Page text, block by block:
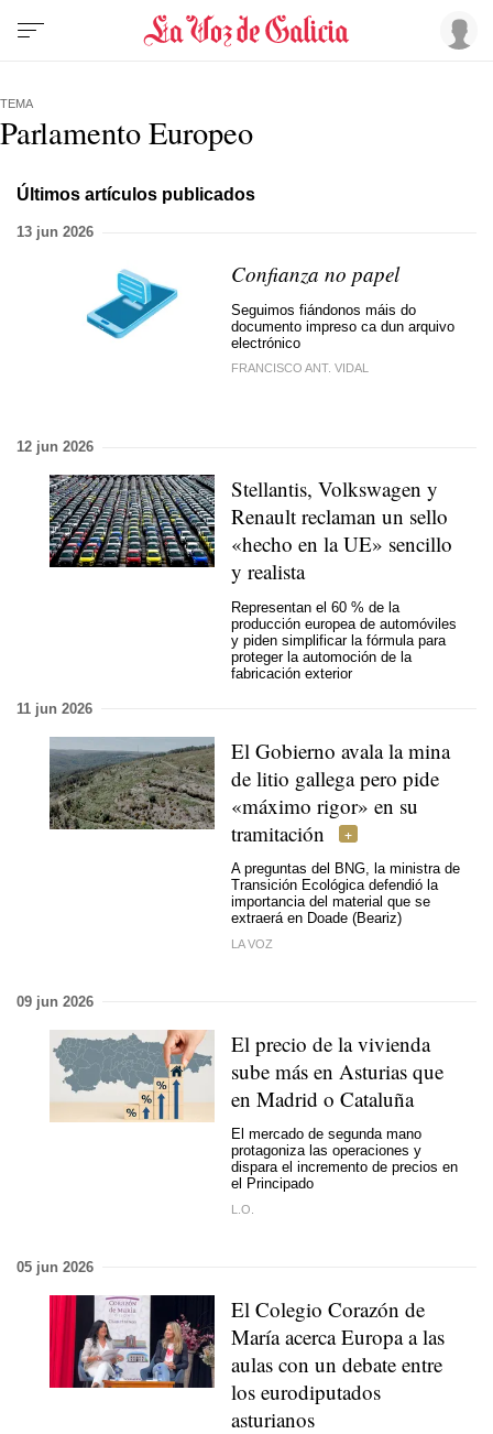
TEMA
Parlamento Europeo
Últimos artículos publicados
13 jun 2026
Confianza no papel
Seguimos fiándonos máis do
documento impreso ca dun arquivo
electrónico
FRANCISCO ANT. VIDAL
12 jun 2026
Stellantis, Volkswagen y
Renault reclaman un sello
«hecho en la UE» sencillo
y realista
Representan el 60 % de la
producción europea de automóviles
y piden simplificar la fórmula para
proteger la automoción de la
fabricación exterior
11 jun 2026
El Gobierno avala la mina
de litio gallega pero pide
«máximo rigor» en su
tramitación
A preguntas del BNG, la ministra de
Transición Ecológica defendió la
importancia del material que se
extraerá en Doade (Beariz)
LA VOZ
09 jun 2026
El precio de la vivienda
sube más en Asturias que
en Madrid o Cataluña
El mercado de segunda mano
protagoniza las operaciones y
dispara el incremento de precios en
el Principado
L.O.
05 jun 2026
El Colegio Corazón de
María acerca Europa a las
aulas con un debate entre
los eurodiputados
asturianos